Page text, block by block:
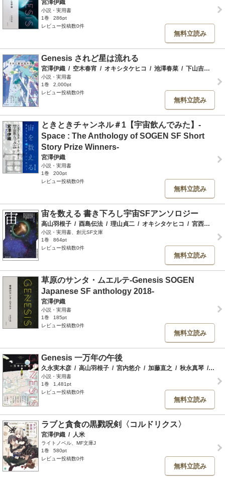
宮澤伊織
小説・実用書
1巻
286pt
レビュー投稿数0件
無料立読み
Genesis されど星は流れる
宮澤伊織 / 空木春宵 / オキシタケヒコ / 池澤春菜 / 下山吉光
小説・実用書
1巻
2,000pt
レビュー投稿数0件
無料立読み
ときときチャンネル＃1【宇宙飲んでみた】-
Space : The Anthology of SOGEN SF Short
Story Prize Winners-
宮澤伊織
小説・実用書
1巻
200pt
レビュー投稿数0件
無料立読み
宙を数える 書き下ろし宇宙SFアンソロジー
高山羽根子 / 酉島伝法 / 理山貞二 / オキシタケヒコ / 宮西建礼
小説・実用書、創元SF文庫
1巻
864pt
レビュー投稿数0件
無料立読み
草原のサンタ・ムエルテ-Genesis SOGEN
Japanese SF anthology 2018-
宮澤伊織
小説・実用書
1巻
185pt
レビュー投稿数0件
無料立読み
Genesis 一万年の午後
久永実木彦 / 高山羽根子 / 宮内悠介 / 加藤直之 / 秋永真琴 / 松
小説・実用書
1巻
1,481pt
レビュー投稿数0件
無料立読み
ラブと貪食の黒戮呪剣〈コルドリクス〉
宮澤伊織 / 人米
ライトノベル、MF文庫J
1巻
580pt
レビュー投稿数0件
無料立読み